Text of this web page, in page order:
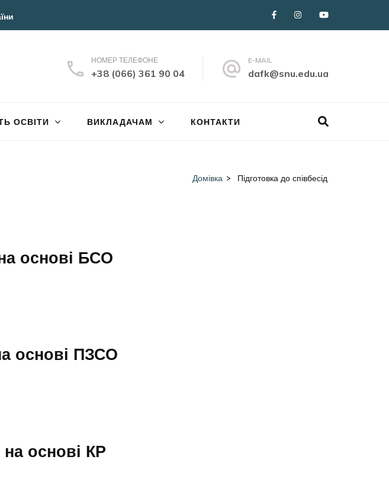
НОМЕР ТЕЛЕФОНЕ
+38 (066) 361 90 04
E-MAIL
dafk@snu.edu.ua
ОСВІТИ ВИКЛАДАЧАМ КОНТАКТИ
Домівка > Підготовка до співбесід
основі БСО
основі ПЗСО
основі КР